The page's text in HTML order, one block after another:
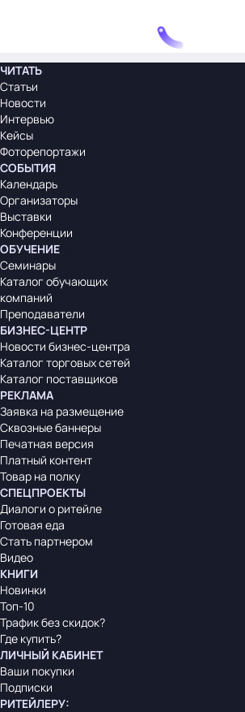
ЧИТАТЬ
Статьи
Новости
Интервью
Кейсы
Фоторепортажи
СОБЫТИЯ
Календарь
Организаторы
Выставки
Конференции
ОБУЧЕНИЕ
Семинары
Каталог обучающих
компаний
Преподаватели
БИЗНЕС-ЦЕНТР
Новости бизнес-центра
Каталог торговых сетей
Каталог поставщиков
РЕКЛАМА
Заявка на размещение
Сквозные баннеры
Печатная версия
Платный контент
Товар на полку
СПЕЦПРОЕКТЫ
Диалоги о ритейле
Готовая еда
Стать партнером
Видео
КНИГИ
Новинки
Топ-10
Трафик без скидок?
Где купить?
ЛИЧНЫЙ КАБИНЕТ
Ваши покупки
Подписки
РИТЕЙЛЕРУ: